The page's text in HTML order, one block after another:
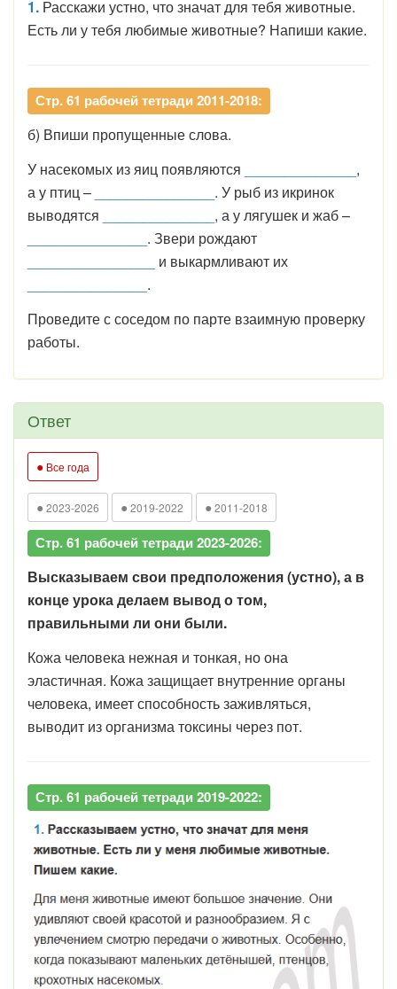
1. Расскажи устно, что значат для тебя животные.
Есть ли у тебя любимые животные? Напиши какие.
Стр. 61 рабочей тетради 2011-2018:
б) Впиши пропущенные слова.
У насекомых из яиц появляются
,
а у птиц –
. У рыб из икринок
выводятся
, а у лягушек и жаб –
. Звери рождают
и выкармливают их
.
Проведите с соседом по парте взаимную проверку
работы.
Ответ
● Все года
● 2023-2026 ● 2019-2022 ● 2011-2018
Стр. 61 рабочей тетради 2023-2026:
Высказываем свои предположения (устно), а в
конце урока делаем вывод о том,
правильными ли они были.
Кожа человека нежная и тонкая, но она
эластичная. Кожа защищает внутренние органы
человека, имеет способность заживляться,
выводит из организма токсины через пот.
Стр. 61 рабочей тетради 2019-2022: